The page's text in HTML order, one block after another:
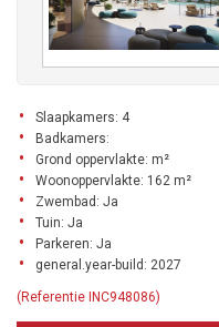
Slaapkamers: 4
Badkamers:
Grond oppervlakte: m²
Woonoppervlakte: 162 m²
Zwembad: Ja
Tuin: Ja
Parkeren: Ja
general.year-build: 2027
(Referentie INC948086)